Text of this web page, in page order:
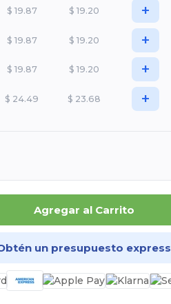
$ 19.87 $ 19.20 +
$ 19.87 $ 19.20 +
$ 19.87 $ 19.20 +
$ 24.49 $ 23.68 +
Agregar al Carrito
un presupuesto express